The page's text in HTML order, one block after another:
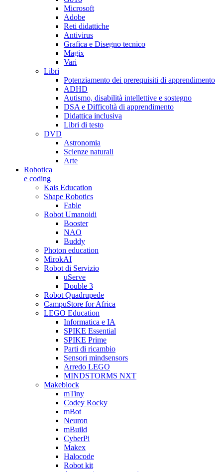
Microsoft
Adobe
Reti didattiche
Antivirus
Grafica e Disegno tecnico
Magix
Vari
Libri
Potenziamento dei prerequisiti di apprendimento
ADHD
Autismo, disabilità intellettive e sostegno
DSA e Difficoltà di apprendimento
Didattica inclusiva
Libri di testo
DVD
Astronomia
Scienze naturali
Arte
Robotica
e coding
Kais Education
Shape Robotics
Fable
Robot Umanoidi
Booster
NAO
Buddy
Photon education
MirokAI
Robot di Servizio
uServe
Double 3
Robot Quadrupede
CampuStore for Africa
LEGO Education
Informatica e IA
SPIKE Essential
SPIKE Prime
Parti di ricambio
Sensori mindsensors
Arredo LEGO
MINDSTORMS NXT
Makeblock
mTiny
Codey Rocky
mBot
Neuron
mBuild
CyberPi
Makex
Halocode
Robot kit